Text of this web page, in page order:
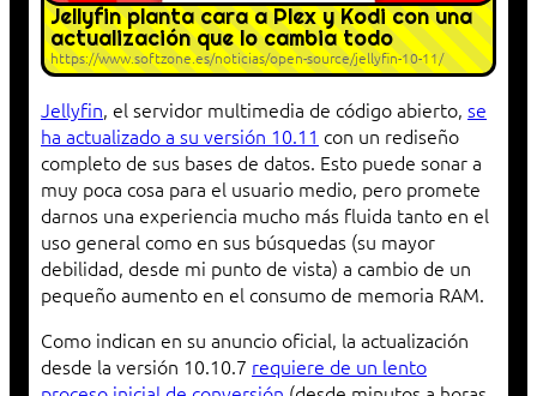
Jellyfin planta cara a Plex y Kodi con una
actualización que lo cambia todo
https://www.softzone.es/noticias/open-source/jellyfin-10-11/
Jellyfin, el servidor multimedia de código abierto, se
ha actualizado a su versión 10.11 con un rediseño
completo de sus bases de datos. Esto puede sonar a
muy poca cosa para el usuario medio, pero promete
darnos una experiencia mucho más fluida tanto en el
uso general como en sus búsquedas (su mayor
debilidad, desde mi punto de vista) a cambio de un
pequeño aumento en el consumo de memoria RAM.
Como indican en su anuncio oficial, la actualización
desde la versión 10.10.7 requiere de un lento